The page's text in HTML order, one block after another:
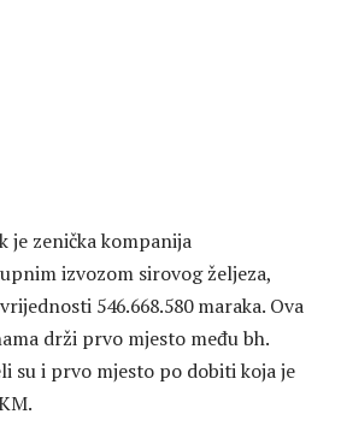
je zenička kompanija
izvozom sirovog željeza,
546.668.580 maraka. Ova
drži prvo mjesto među bh.
su i prvo mjesto po dobiti koja je